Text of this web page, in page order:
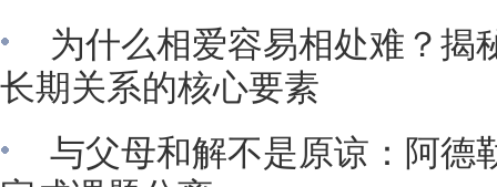
为什么相爱容易相处难？揭
长期关系的核心要素
与父母和解不是原谅：阿德